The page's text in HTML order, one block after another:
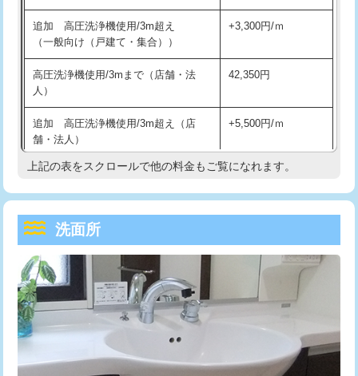
マス交換（深さ50㎝以上） 66,000円
コンクリート斫り（厚さ10㎝まで） 27,500円
コンクリート斫り（厚さ10㎝超え）
モルタル補修（厚さ10㎝まで）
モルタル補修（厚さ10㎝超え） 38,500円
洗面台設置 38,500円
追加人工
廃棄・処分 現場見積
※給水管工事は20mmまでの価格です。
持込商品取付（混合水栓） 16,500円
給水管工事※（ホール加工)
給水管工事※（バンド止め) 3,300円
給水管工事※（支持金具設置) 5,500円
給水管工事※（保温材使用（バンド止
め込み）)
5,500円
給水管工事※（土の掘削・埋め戻し作
業)
11,000円
給水管工事※（塩ビ管（VP・HI）使
用/3ｍまで)
33,000円
給水管工事※（塩ビ管（VP・HI）使
用（追加）/3ｍ超え)
追加 高圧洗浄機使用/3m超え
（一般向け（戸建て・集合））
+3,300円/ｍ
高圧洗浄機使用/3mまで（店舗・法
人）
42,350円
追加 高圧洗浄機使用/3m超え（店
舗・法人）
+5,500円/ｍ
高度高圧洗浄換 現地調査
トーラー機使用/3mまで
追加トーラー機使用/3m超え +3,300円
カメラ調査 33,000円
桝清掃
止水・漏水調査・防水処理・清掃・修
11,000円
上記の表をスクロールで他の料金もご覧になれます。
洗面所